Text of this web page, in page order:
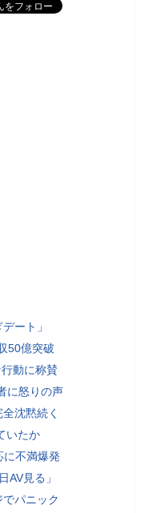
ート」
50億突破
動に称賛
に怒りの声
沈黙続く
いたか
不満爆発
AV見る」
パニック